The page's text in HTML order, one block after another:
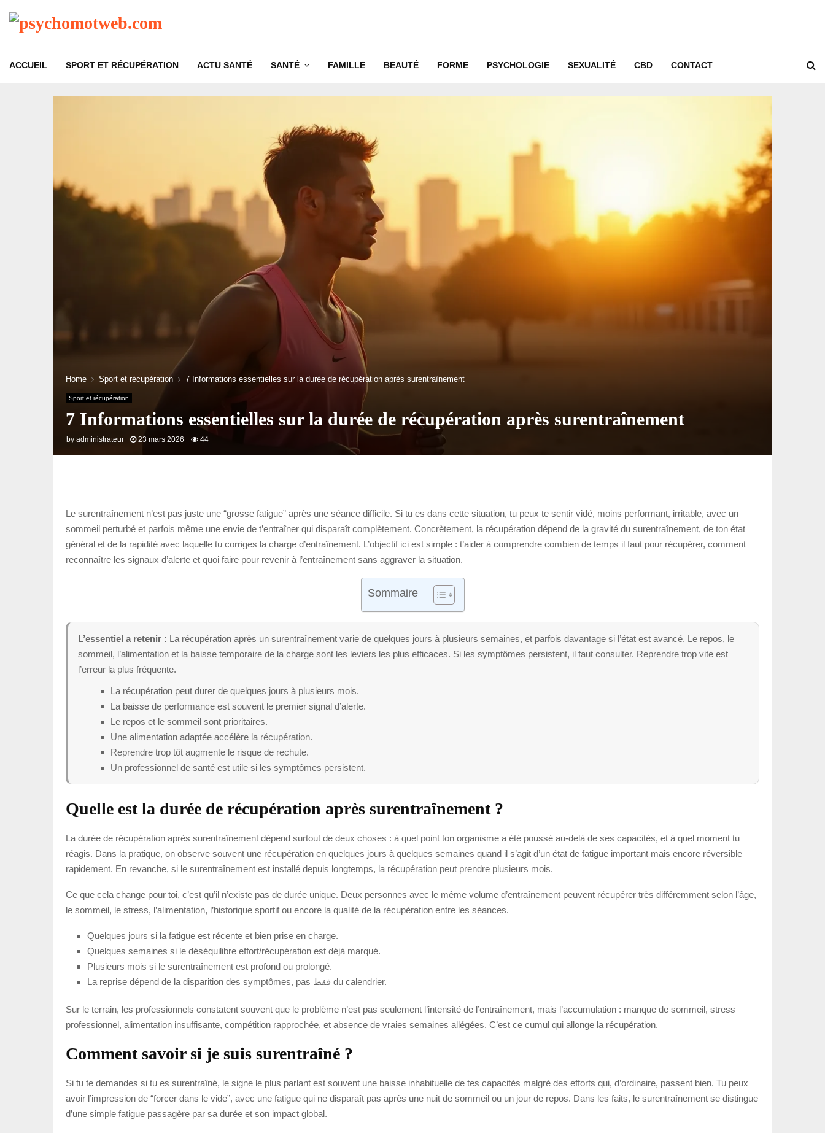
ACCUEIL SPORT ET RÉCUPÉRATION ACTU SANTÉ SANTÉ FAMILLE BEAUTÉ FORME PSYCHOLOGIE SEXUALITÉ CBD CONTACT
Home Sport et récupération 7 Informations essentielles sur la durée de récupération après surentraînement
Sport et récupération
7 Informations essentielles sur la durée de récupération après surentraînement
by administrateur 23 mars 2026 44
Le surentraînement n’est pas juste une “grosse fatigue” après une séance difficile. Si tu es dans cette situation, tu peux te sentir vidé, moins performant, irritable, avec un
sommeil perturbé et parfois même une envie de t’entraîner qui disparaît complètement. Concrètement, la récupération dépend de la gravité du surentraînement, de ton état
général et de la rapidité avec laquelle tu corriges la charge d’entraînement. L’objectif ici est simple : t’aider à comprendre combien de temps il faut pour récupérer, comment
reconnaître les signaux d’alerte et quoi faire pour revenir à l’entraînement sans aggraver la situation.
Sommaire
L’essentiel a retenir : La récupération après un surentraînement varie de quelques jours à plusieurs semaines, et parfois davantage si l’état est avancé. Le repos, le
sommeil, l’alimentation et la baisse temporaire de la charge sont les leviers les plus efficaces. Si les symptômes persistent, il faut consulter. Reprendre trop vite est
l’erreur la plus fréquente.
La récupération peut durer de quelques jours à plusieurs mois.
La baisse de performance est souvent le premier signal d’alerte.
Le repos et le sommeil sont prioritaires.
Une alimentation adaptée accélère la récupération.
Reprendre trop tôt augmente le risque de rechute.
Un professionnel de santé est utile si les symptômes persistent.
Quelle est la durée de récupération après surentraînement ?
La durée de récupération après surentraînement dépend surtout de deux choses : à quel point ton organisme a été poussé au-delà de ses capacités, et à quel moment tu
réagis. Dans la pratique, on observe souvent une récupération en quelques jours à quelques semaines quand il s’agit d’un état de fatigue important mais encore réversible
rapidement. En revanche, si le surentraînement est installé depuis longtemps, la récupération peut prendre plusieurs mois.
Ce que cela change pour toi, c’est qu’il n’existe pas de durée unique. Deux personnes avec le même volume d’entraînement peuvent récupérer très différemment selon l’âge,
le sommeil, le stress, l’alimentation, l’historique sportif ou encore la qualité de la récupération entre les séances.
Quelques jours si la fatigue est récente et bien prise en charge.
Quelques semaines si le déséquilibre effort/récupération est déjà marqué.
Plusieurs mois si le surentraînement est profond ou prolongé.
La reprise dépend de la disparition des symptômes, pas فقط du calendrier.
Sur le terrain, les professionnels constatent souvent que le problème n’est pas seulement l’intensité de l’entraînement, mais l’accumulation : manque de sommeil, stress
professionnel, alimentation insuffisante, compétition rapprochée, et absence de vraies semaines allégées. C’est ce cumul qui allonge la récupération.
Comment savoir si je suis surentraîné ?
Si tu te demandes si tu es surentraîné, le signe le plus parlant est souvent une baisse inhabituelle de tes capacités malgré des efforts qui, d’ordinaire, passent bien. Tu peux
avoir l’impression de “forcer dans le vide”, avec une fatigue qui ne disparaît pas après une nuit de sommeil ou un jour de repos. Dans les faits, le surentraînement se distingue
d’une simple fatigue passagère par sa durée et son impact global.